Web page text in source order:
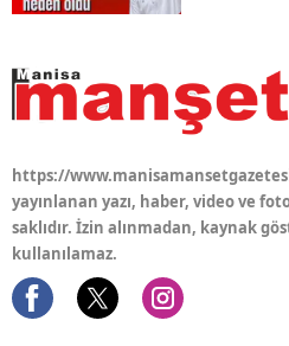
https://
yayınlanan yazı, haber, video ve
saklıdır. İzin alınmadan, kaynak
kullanılamaz.